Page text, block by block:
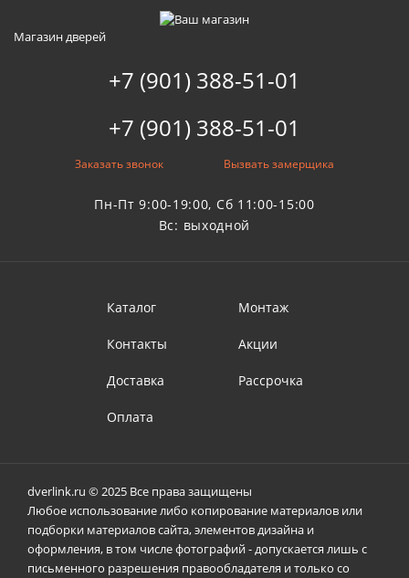
Магазин дверей
+7 (901) 388-51-01
+7 (901) 388-51-01
Заказать звонок Вызвать замерщика
Пн-Пт 9:00-19:00, Сб 11:00-15:00
Вс: выходной
Каталог
Контакты
Доставка
Оплата
Монтаж
Акции
Рассрочка
dverlink.ru © 2025 Все права защищены
Любое использование либо копирование материалов или
подборки материалов сайта, элементов дизайна и
оформления, в том числе фотографий - допускается лишь с
письменного разрешения правообладателя и только со